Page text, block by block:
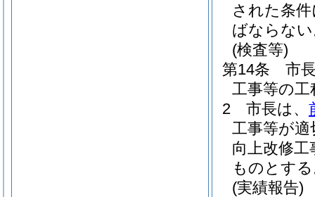
された条
ばならな
(検査等)
第14条
市
工事等の
2
市長は、
工事等が
向上改修
ものとす
(実績報告)